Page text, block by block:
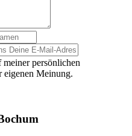
persönlichen
eigenen Meinung.